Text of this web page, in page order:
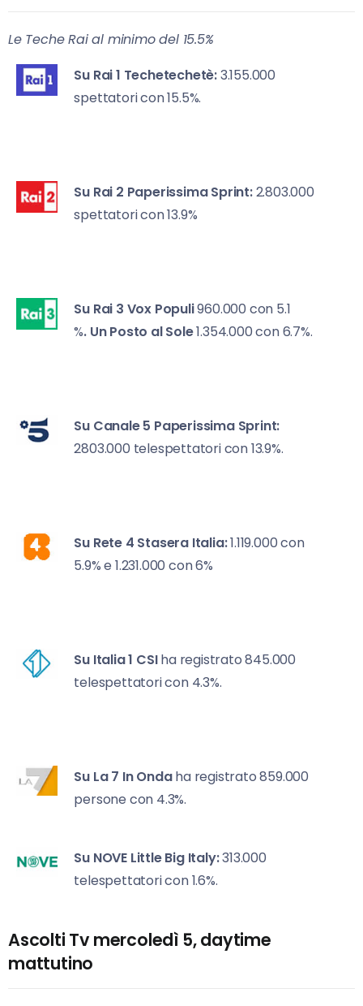
Le Teche Rai al minimo del 15.5%
Su Rai 1 Techetechetè:3.155.000
spettatori con 15.5%.
Su Rai 2 Paperissima Sprint:2.803.000
spettatori con 13.9%
Su Rai 3 Vox Populi960.000 con 5.1
%. Un Posto al Sole1.354.000 con 6.7%.
Su Canale 5 Paperissima Sprint:
2803.000 telespettatori con 13.9%.
Su Rete 4 Stasera Italia:1.119.000 con
5.9% e 1.231.000 con 6%
Su Italia 1 CSIha registrato 845.000
telespettatori con 4.3%.
Su La 7 In Ondaha registrato 859.000
persone con 4.3%.
Su NOVE Little Big Italy:313.000
telespettatori con 1.6%.
Ascolti Tv mercoledì 5, daytime
mattutino